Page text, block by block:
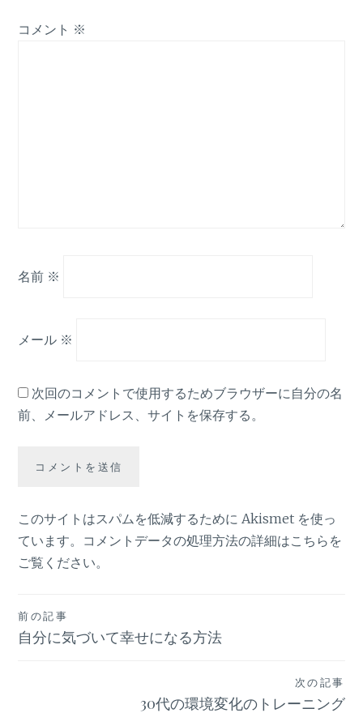
コメント ※
名前 ※
メール ※
次回のコメントで使用するためブラウザーに自分の名
前、メールアドレス、サイトを保存する。
このサイトはスパムを低減するために Akismet を使っ
ています。 コメントデータの処理方法の詳細はこちらを
ご覧ください。
投
稿
前の記事
自分に気づいて幸せになる方法
次の記事
30代の環境変化のトレーニング